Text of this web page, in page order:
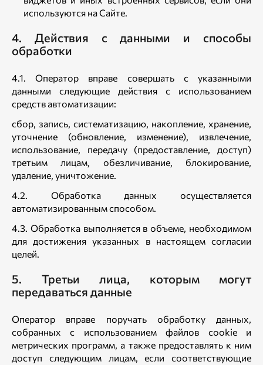
используются на Сайте.
4. Действия с данными и способы
обработки
4.1. Оператор вправе совершать с указанными
данными следующие действия с использованием
средств автоматизации:
сбор, запись, систематизацию, накопление, хранение,
уточнение (обновление, изменение), извлечение,
использование, передачу (предоставление, доступ)
третьим лицам, обезличивание, блокирование,
удаление, уничтожение.
4.2. Обработка данных осуществляется
автоматизированным способом.
4.3. Обработка выполняется в объеме, необходимом
для достижения указанных в настоящем согласии
целей.
5. Третьи лица, которым могут
передаваться данные
Оператор вправе поручать обработку данных,
собранных с использованием файлов cookie и
метрических программ, а также предоставлять к ним
доступ следующим лицам, если соответствующие